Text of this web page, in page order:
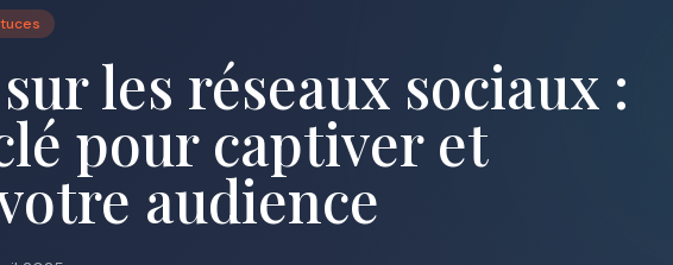
les réseaux sociaux :
pour captiver et
audience